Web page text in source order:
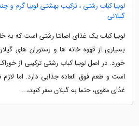
لوبیا کباب رشتی ، ترکیب بهشتی لوبیا گرم و
گیلانی
لوبیا کباب یک غذای اصالتا رشتی است که به
بسیاری از قهوه خانه ها و رستوران های
خورد. در اصل لوبیا کباب رشتی ترکیبی از
است و طعم فوق العاده جذابی دارد. اما
غذای مقوی، حتما به گیلان سفر کنید،...